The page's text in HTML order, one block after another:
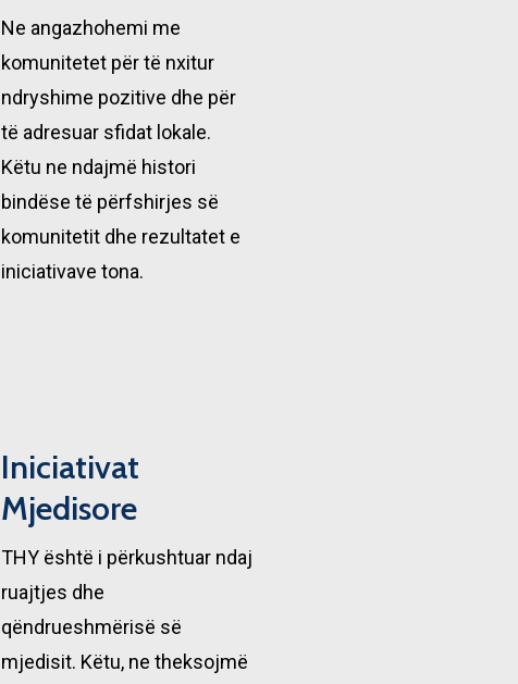
Ne angazhohemi me
komunitetet për të nxitur
ndryshime pozitive dhe për
të adresuar sfidat lokale.
Këtu ne ndajmë histori
bindëse të përfshirjes së
komunitetit dhe rezultatet e
iniciativave tona.
Iniciativat
Mjedisore
THY është i përkushtuar ndaj
ruajtjes dhe
qëndrueshmërisë së
mjedisit. Këtu, ne theksojmë